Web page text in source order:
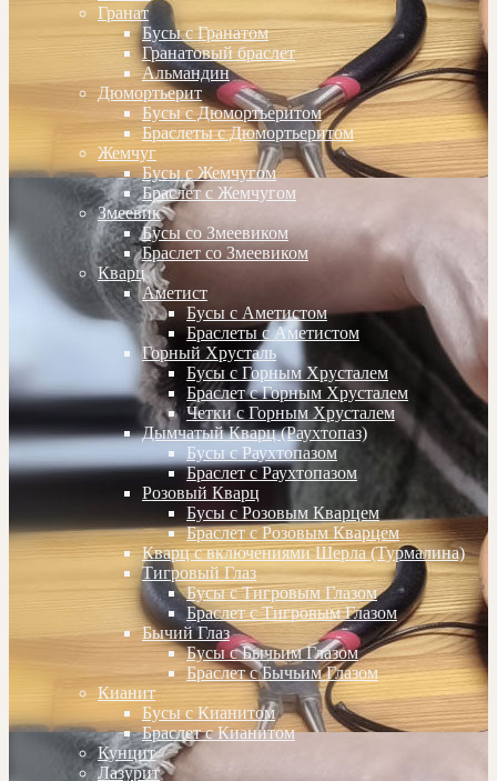
Гранат
Бусы с Гранатом
Гранатовый браслет
Альмандин
Дюмортьерит
Бусы с Дюмортьеритом
Браслеты с Дюмортьеритом
Жемчуг
Бусы с Жемчугом
Браслет с Жемчугом
Змеевик
Бусы со Змеевиком
Браслет со Змеевиком
Кварц
Аметист
Бусы с Аметистом
Браслеты с Аметистом
Горный Хрусталь
Бусы с Горным Хрусталем
Браслет с Горным Хрусталем
Четки с Горным Хрусталем
Дымчатый Кварц (Раухтопаз)
Бусы с Раухтопазом
Браслет с Раухтопазом
Розовый Кварц
Бусы с Розовым Кварцем
Браслет с Розовым Кварцем
Кварц с включениями Шерла (Турмалина)
Тигровый Глаз
Бусы с Тигровым Глазом
Браслет с Тигровым Глазом
Бычий Глаз
Бусы с Бычьим Глазом
Браслет с Бычьим Глазом
Кианит
Бусы с Кианитом
Браслет с Кианитом
Кунцит
Лазурит